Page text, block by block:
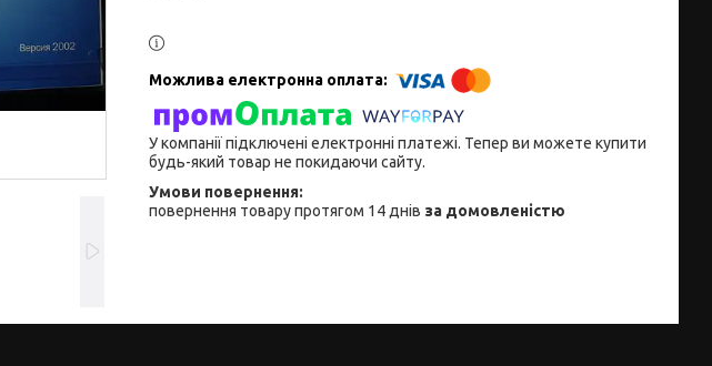
У компанії підключені електронні платежі. Тепер ви можете купити
будь-який товар не покидаючи сайту.
повернення товару протягом 14 днів за домовленістю